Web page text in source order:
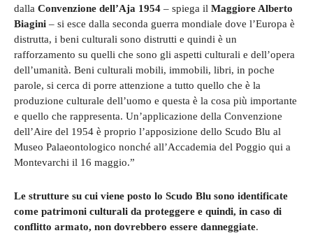
dalla Convenzione dell’Aja 1954 – spiega il Maggiore Alberto
Biagini – si esce dalla seconda guerra mondiale dove l’Europa è
distrutta, i beni culturali sono distrutti e quindi è un
rafforzamento su quelli che sono gli aspetti culturali e dell’opera
dell’umanità. Beni culturali mobili, immobili, libri, in poche
parole, si cerca di porre attenzione a tutto quello che è la
produzione culturale dell’uomo e questa è la cosa più importante
e quello che rappresenta. Un’applicazione della Convenzione
dell’Aire del 1954 è proprio l’apposizione dello Scudo Blu al
Museo Palaeontologico nonché all’Accademia del Poggio qui a
Montevarchi il 16 maggio.”
Le strutture su cui viene posto lo Scudo Blu sono identificate
come patrimoni culturali da proteggere e quindi, in caso di
conflitto armato, non dovrebbero essere danneggiate.